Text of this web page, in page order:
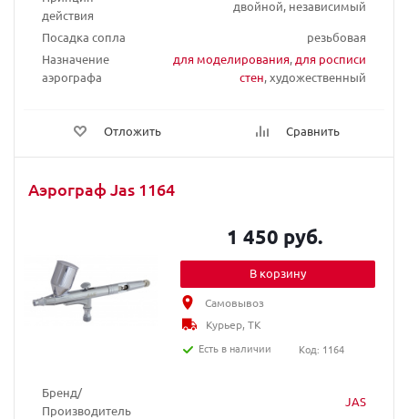
действия
двойной, независимый
Посадка сопла
резьбовая
Назначение
аэрографа
для моделирования, для росписи
стен, художественный
Отложить Сравнить
Аэрограф Jas 1164
Бренд/
Производитель
JAS
1 450 руб.
В корзину
Самовывоз
Курьер, ТК
Есть в наличии
Код: 1164